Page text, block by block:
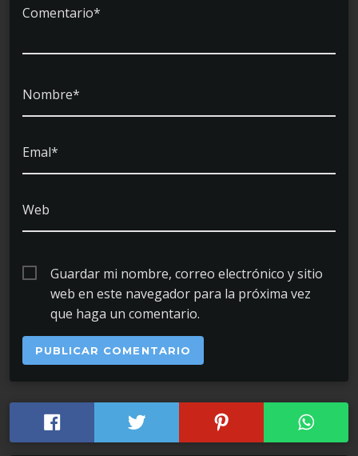
Comentario*
Nombre*
Emal*
Web
Guardar mi nombre, correo electrónico y sitio
web en este navegador para la próxima vez
que haga un comentario.